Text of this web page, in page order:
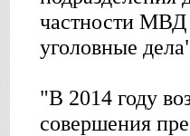
частности
уголовные
"В 2014 году
совершения